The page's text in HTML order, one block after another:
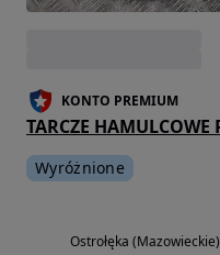
KONTO PREMIUM
Wyróżnione
Ostrołęka (Mazowieckie)